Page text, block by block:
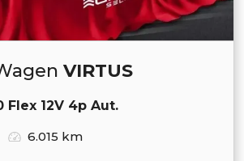
VIRTUS
Flex 12V 4p Aut.
6.015 km